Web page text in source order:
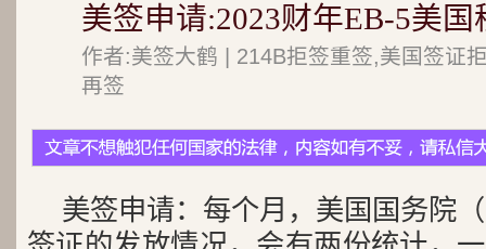
美签申请:2023财年EB-5美
作者:美签大鹤 | 214B拒签重签,美国签证
再签
美签申请：每个月，美国国务院